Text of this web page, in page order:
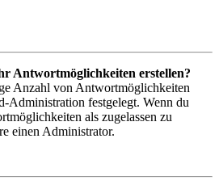
Antwortmöglichkeiten erstellen?
Anzahl von Antwortmöglichkeiten
Administration festgelegt. Wenn du
als zugelassen zu
einen Administrator.